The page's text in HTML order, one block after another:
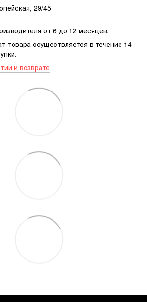
29/45
от 6 до 12 месяцев.
товара осуществляется в течение 14
и возврате